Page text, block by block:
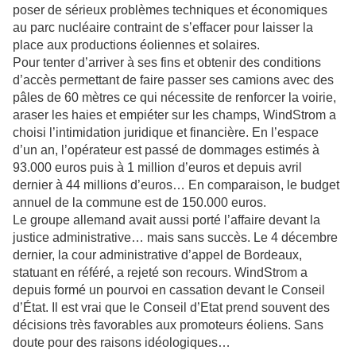
poser de sérieux problèmes techniques et économiques
au parc nucléaire contraint de s’effacer pour laisser la
place aux productions éoliennes et solaires.
Pour tenter d’arriver à ses fins et obtenir des conditions
d’accès permettant de faire passer ses camions avec des
pâles de 60 mètres ce qui nécessite de renforcer la voirie,
araser les haies et empiéter sur les champs, WindStrom a
choisi l’intimidation juridique et financière. En l’espace
d’un an, l’opérateur est passé de dommages estimés à
93.000 euros puis à 1 million d’euros et depuis avril
dernier à 44 millions d’euros… En comparaison, le budget
annuel de la commune est de 150.000 euros.
Le groupe allemand avait aussi porté l’affaire devant la
justice administrative… mais sans succès. Le 4 décembre
dernier, la cour administrative d’appel de Bordeaux,
statuant en référé, a rejeté son recours. WindStrom a
depuis formé un pourvoi en cassation devant le Conseil
d’État. Il est vrai que le Conseil d’Etat prend souvent des
décisions très favorables aux promoteurs éoliens. Sans
doute pour des raisons idéologiques…